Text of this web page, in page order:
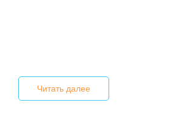
Читать далее